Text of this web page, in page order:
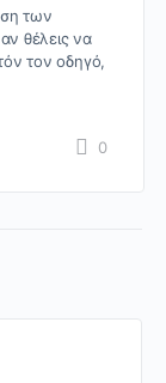
των
θέλεις να
τον οδηγό,
0